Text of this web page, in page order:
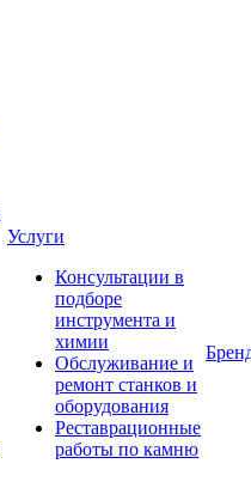
Услуги
Консультации в
подборе
инструмента и
химии
Обслуживание и
ремонт станков и
оборудования
Реставрационные
работы по камню